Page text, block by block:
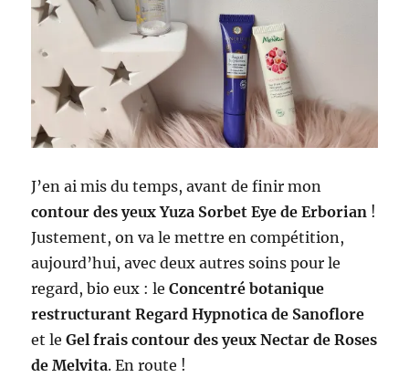
J’en ai mis du temps, avant de finir mon
contour des yeux Yuza Sorbet Eye de Erborian !
Justement, on va le mettre en compétition,
aujourd’hui, avec deux autres soins pour le
regard, bio eux : leConcentré botanique
restructurant Regard Hypnotica de Sanoflore
et leGel frais contour des yeux Nectar de Roses
de Melvita. En route !